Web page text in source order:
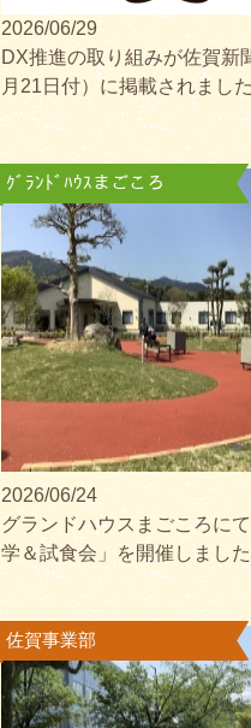
2026/06/29
DX推進の取り組みが佐賀新
月21日付）に掲載されまし
ｸﾞﾗﾝﾄﾞﾊｳｽまごころ
2026/06/24
グランドハウスまごころに
学＆試食会」を開催しまし
佐賀事業部